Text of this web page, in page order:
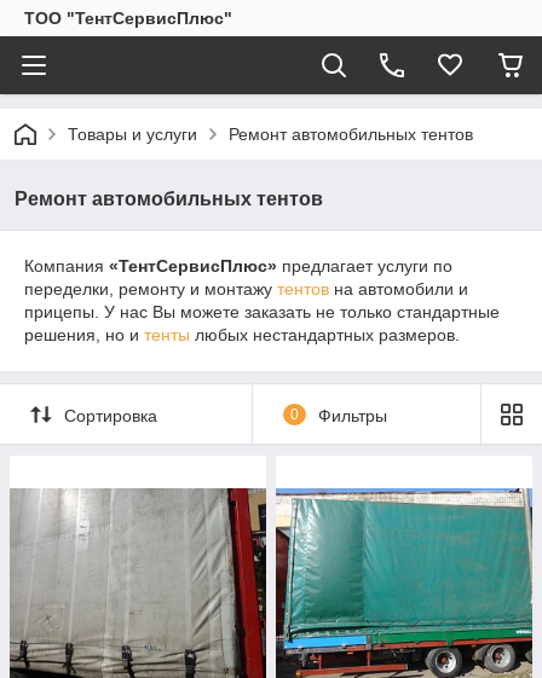
ТОО "ТентСервисПлюс"
Товары и услуги Ремонт автомобильных тентов
Ремонт автомобильных тентов
Компания «ТентСервисПлюс» предлагает услуги по
переделки, ремонту и монтажу тентов на автомобили и
прицепы. У нас Вы можете заказать не только стандартные
решения, но и тенты любых нестандартных размеров.
Сортировка 0 Фильтры